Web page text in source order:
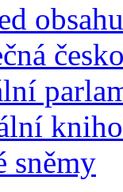
obsahu
sněmy